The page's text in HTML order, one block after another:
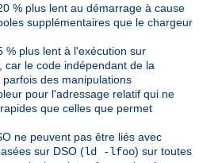
% plus lent au démarrage à cause
supplémentaires que le chargeur
% plus lent à l'exécution sur
car le code indépendant de la
des manipulations
pour l'adressage relatif qui ne
que celles que permet
ne peuvent pas être liés avec
sur DSO (ld -lfoo) sur toutes